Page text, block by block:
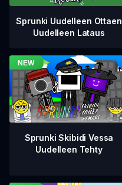
Sprunki Uudelleen Ottaen
Uudelleen Lataus
Sprunki Skibidi Vessa
Uudelleen Tehty